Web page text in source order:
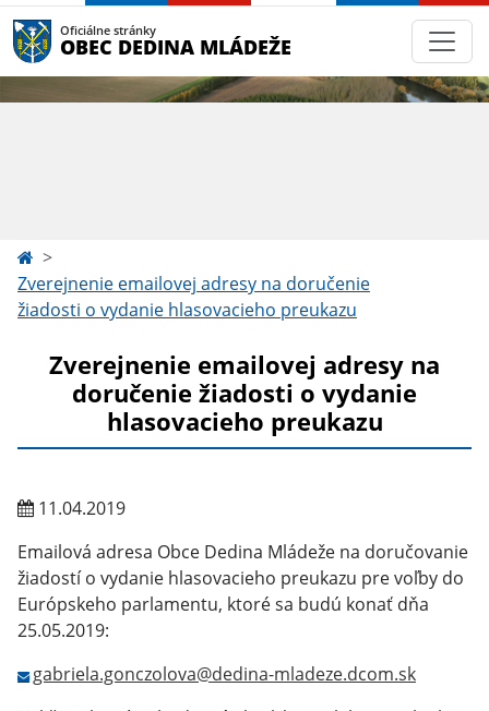
Oficiálne stránky
OBEC DEDINA MLÁDEŽE
Zverejnenie emailovej adresy na doručenie
žiadosti o vydanie hlasovacieho preukazu
Zverejnenie emailovej adresy na
doručenie žiadosti o vydanie
hlasovacieho preukazu
11.04.2019
Emailová adresa Obce Dedina Mládeže na doručovanie
žiadostí o vydanie hlasovacieho preukazu pre voľby do
Európskeho parlamentu, ktoré sa budú konať dňa
25.05.2019:
gabriela.gonczolova@dedina-mladeze.dcom.sk